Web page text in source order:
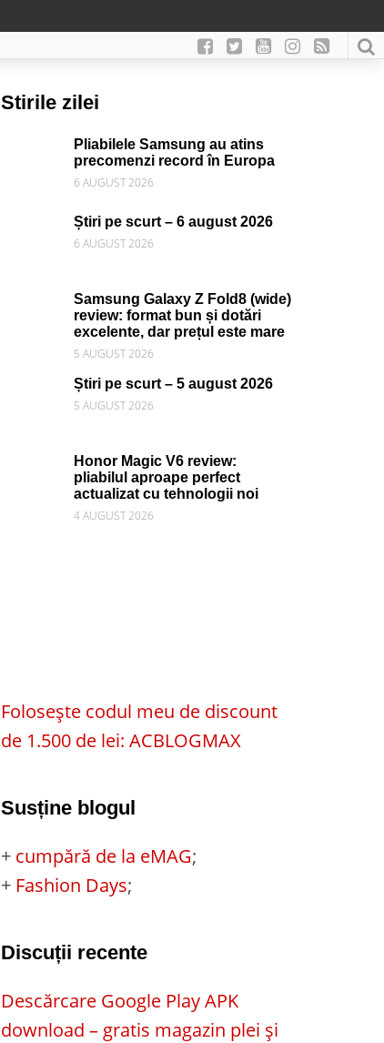
Stirile zilei
Pliabilele Samsung au atins
precomenzi record în Europa
6 AUGUST 2026
Știri pe scurt – 6 august 2026
6 AUGUST 2026
Samsung Galaxy Z Fold8 (wide)
review: format bun și dotări
excelente, dar prețul este mare
5 AUGUST 2026
Știri pe scurt – 5 august 2026
5 AUGUST 2026
Honor Magic V6 review:
pliabilul aproape perfect
actualizat cu tehnologii noi
4 AUGUST 2026
Folosește codul meu de discount
de 1.500 de lei: ACBLOGMAX
Susține blogul
+ cumpără de la eMAG;
+ Fashion Days;
Discuții recente
Descărcare Google Play APK
download – gratis magazin plei și